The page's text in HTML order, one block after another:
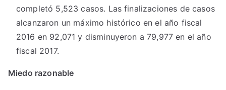
completó 5,523 casos. Las finalizaciones de casos
alcanzaron un máximo histórico en el año fiscal
2016 en 92,071 y disminuyeron a 79,977 en el año
fiscal 2017.
Miedo razonable